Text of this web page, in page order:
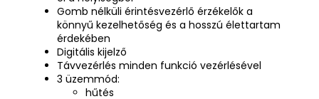
Gomb nélküli érintésvezérlő érzékelők a
könnyű kezelhetőség és a hosszú élettartam
érdekében
Digitális kijelző
Távvezérlés minden funkció vezérlésével
3 üzemmód:
hűtés